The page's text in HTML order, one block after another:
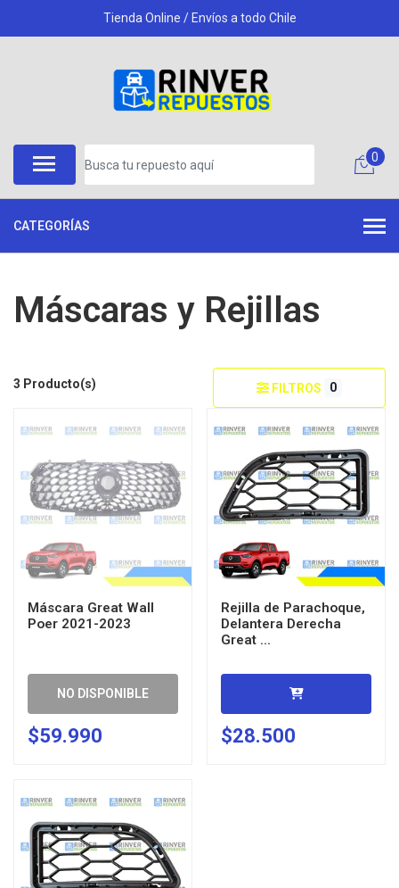
Tienda Online / Envíos a todo Chile
0
CATEGORÍAS
Máscaras y Rejillas
3 Producto(s) FILTROS 0
Máscara Great Wall
Poer 2021-2023
NO DISPONIBLE
$59.990
Rejilla de Parachoque,
Delantera Derecha
Great ...
$28.500